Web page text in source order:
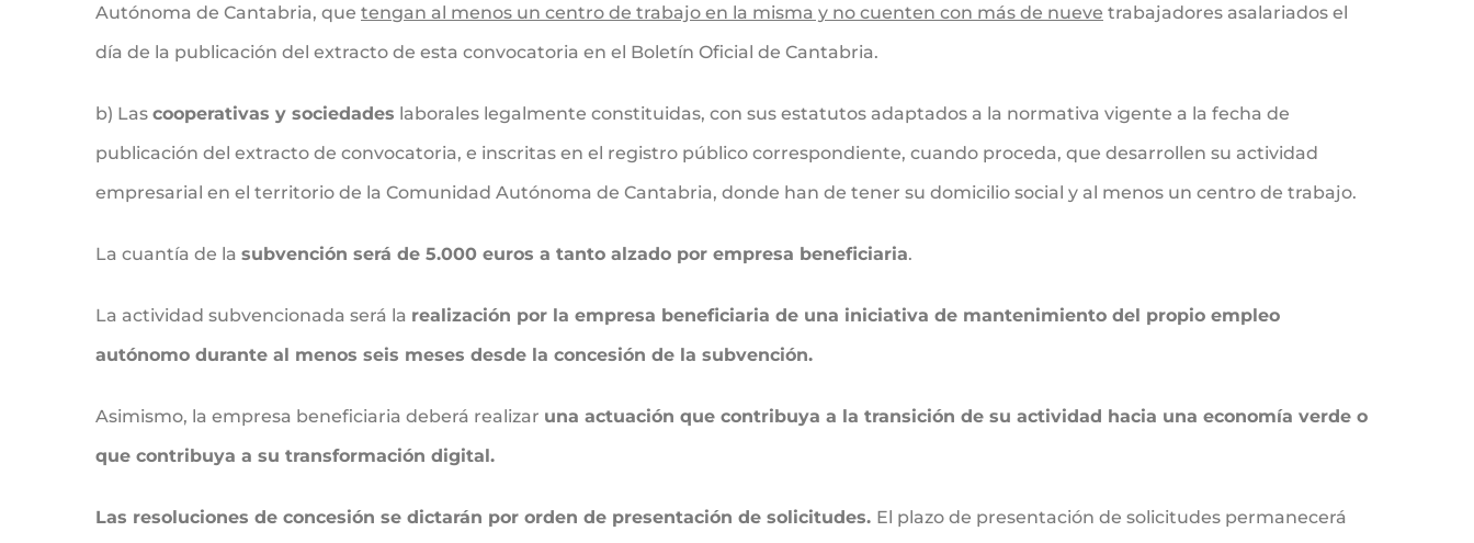
Autónoma de Cantabria, que tengan al menos un centro de trabajo en la misma y no cuenten con más de nueve trabajadores asalariados el
día de la publicación del extracto de esta convocatoria en el Boletín Oficial de Cantabria.
b) Las cooperativas y sociedades laborales legalmente constituidas, con sus estatutos adaptados a la normativa vigente a la fecha de
publicación del extracto de convocatoria, e inscritas en el registro público correspondiente, cuando proceda, que desarrollen su actividad
empresarial en el territorio de la Comunidad Autónoma de Cantabria, donde han de tener su domicilio social y al menos un centro de trabajo.
La cuantía de la subvención será de 5.000 euros a tanto alzado por empresa beneficiaria.
La actividad subvencionada será la realización por la empresa beneficiaria de una iniciativa de mantenimiento del propio empleo
autónomo durante al menos seis meses desde la concesión de la subvención.
Asimismo, la empresa beneficiaria deberá realizar una actuación que contribuya a la transición de su actividad hacia una economía verde o
que contribuya a su transformación digital.
Las resoluciones de concesión se dictarán por orden de presentación de solicitudes. El plazo de presentación de solicitudes permanecerá